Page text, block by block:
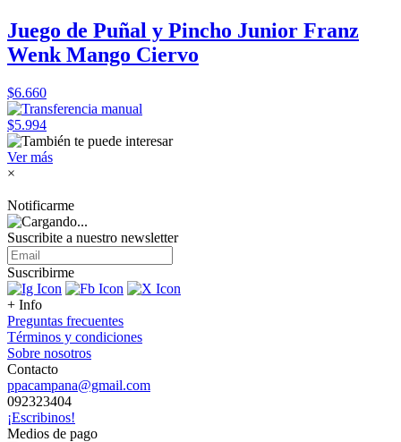
Juego de Puñal y Pincho Junior Franz
Wenk Mango Ciervo
$6.660
$5.994
Ver más
×
Notificarme
Suscribite a nuestro newsletter
Suscribirme
+ Info
Preguntas frecuentes
Términos y condiciones
Sobre nosotros
Contacto
ppacampana@gmail.com
092323404
¡Escribinos!
Medios de pago